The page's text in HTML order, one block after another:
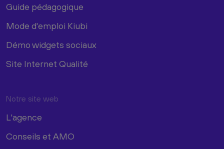
Guide pédagogique
Mode d'emploi Kiubi
Démo widgets sociaux
Site Internet Qualité
Notre site web
L'agence
Conseils et AMO